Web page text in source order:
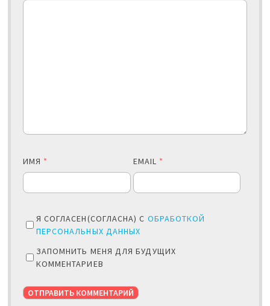
ИМЯ * EMAIL *
Я СОГЛАСЕН(СОГЛАСНА) С ОБРАБОТКОЙ
ПЕРСОНАЛЬНЫХ ДАННЫХ
ЗАПОМНИТЬ МЕНЯ ДЛЯ БУДУЩИХ
КОММЕНТАРИЕВ